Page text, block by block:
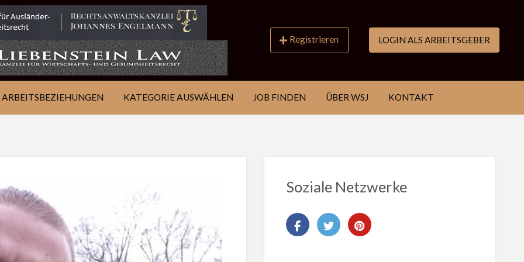
JOB
FINDEN
ÜBER
WSJ
KONTAKT
Registrieren LOGIN ALS ARBEITSGEBER
ARBEITSBEZIEHUNGEN KATEGORIE AUSWÄHLEN JOB FINDEN ÜBER WSJ KONTAKT
Soziale Netzwerke